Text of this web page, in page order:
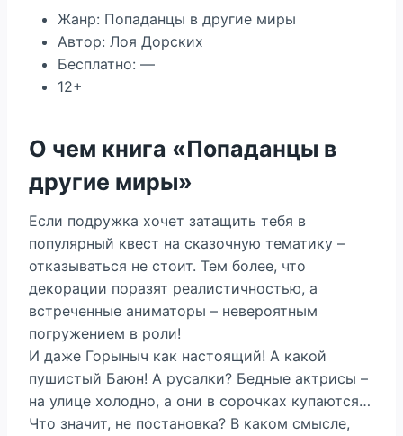
Жанр: Попаданцы в другие миры
Автор: Лоя Дорских
Бесплатно: —
12+
О чем книга «Попаданцы в
другие миры»
Если подружка хочет затащить тебя в
популярный квест на сказочную тематику –
отказываться не стоит. Тем более, что
декорации поразят реалистичностью, а
встреченные аниматоры – невероятным
погружением в роли!
И даже Горыныч как настоящий! А какой
пушистый Баюн! А русалки? Бедные актрисы –
на улице холодно, а они в сорочках купаются…
Что значит, не постановка? В каком смысле,